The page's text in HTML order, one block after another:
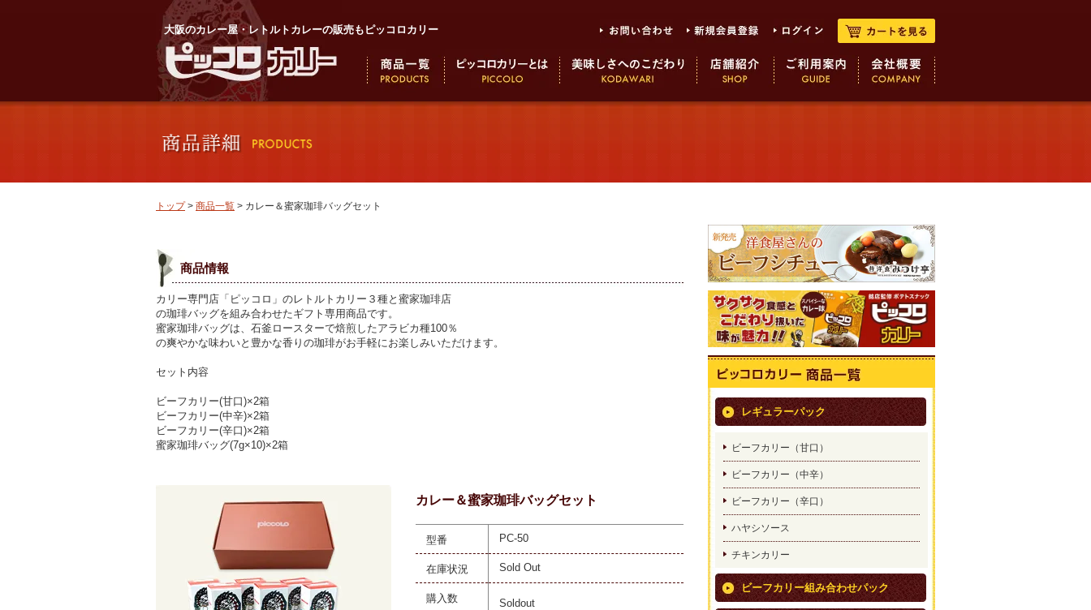
大阪のカレー屋・レトルトカレーの販売もピッコロカリー
トップ> 商品一覧 > カレー＆蜜家珈琲バッグセット
商品情報
カリー専門店「ピッコロ」のレトルトカリー３種と蜜家珈琲店
の珈琲バッグを組み合わせたギフト専用商品です。
蜜家珈琲バッグは、石釜ロースターで焙煎したアラビカ種100％
の爽やかな味わいと豊かな香りの珈琲がお手軽にお楽しみいただけます。
セット内容
ビーフカリー(甘口)×2箱
ビーフカリー(中辛)×2箱
ビーフカリー(辛口)×2箱
蜜家珈琲バッグ(7g×10)×2箱
カレー＆蜜家珈琲バッグセット
型番 PC-50
在庫状況 Sold Out
購入数 Soldout
レギュラーパック
ビーフカリー（甘口）
ビーフカリー（中辛）
ビーフカリー（辛口）
ハヤシソース
チキンカリー
ビーフカリー組み合わせパック